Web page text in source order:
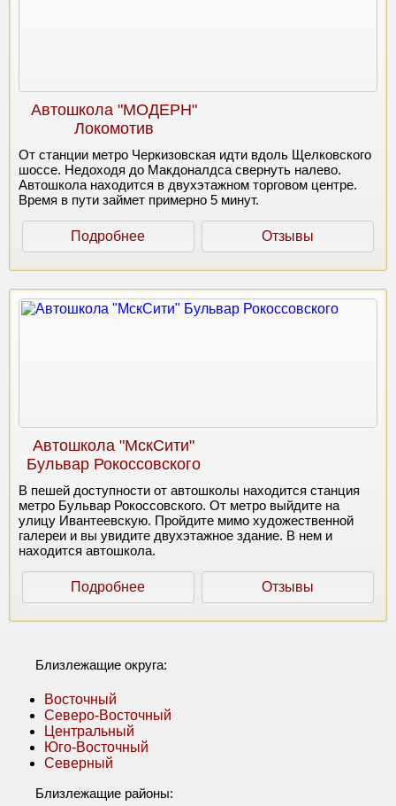
Автошкола "МОДЕРН"
Локомотив
От станции метро Черкизовская идти вдоль Щелковского
шоссе. Недоходя до Макдоналдса свернуть налево.
Автошкола находится в двухэтажном торговом центре.
Время в пути займет примерно 5 минут.
Подробнее Отзывы
Автошкола "МскСити"
Бульвар Рокоссовского
В пешей доступности от автошколы находится станция
метро Бульвар Рокоссовского. От метро выйдите на
улицу Ивантеевскую. Пройдите мимо художественной
галереи и вы увидите двухэтажное здание. В нем и
находится автошкола.
Подробнее Отзывы
Близлежащие округа:
Восточный
Северо-Восточный
Центральный
Юго-Восточный
Северный
Близлежащие районы: